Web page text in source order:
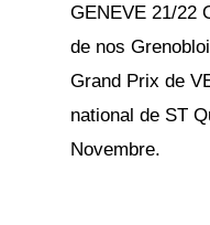
GENEVE 21/22
de nos
Grand Prix de
national de ST
Novembre.